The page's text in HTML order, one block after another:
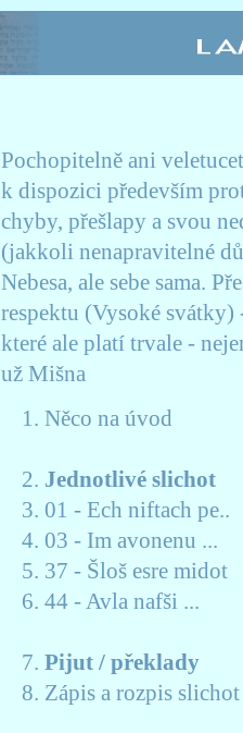
Pochopitelně ani
k dispozici především
chyby, přešlapy a svou
(jakkoli nenapravitelné
Nebesa, ale sebe sama.
respektu (Vysoké
které ale platí trvale -
už Mišna
Něco na úvod
Jednotlivé slichot
01 - Ech niftach
03 - Im avonenu
37 - Šloš esre
44 - Avla nafši
Pijut / překlady
Zápis a rozpis